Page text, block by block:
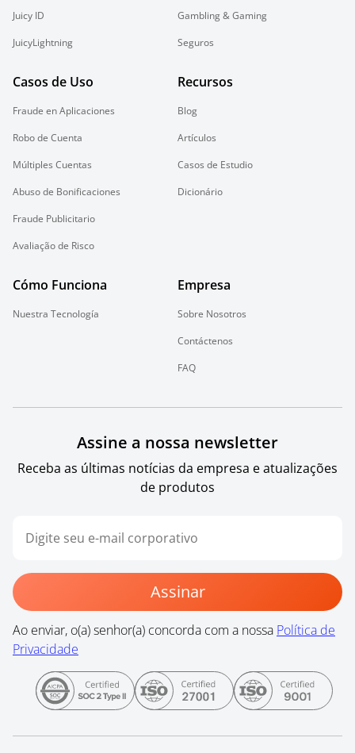
Juicy ID
JuicyLightning
Gambling & Gaming
Seguros
Casos de Uso
Fraude en Aplicaciones
Robo de Cuenta
Múltiples Cuentas
Abuso de Bonificaciones
Fraude Publicitario
Avaliação de Risco
Recursos
Blog
Artículos
Casos de Estudio
Dicionário
Cómo Funciona
Nuestra Tecnología
Empresa
Sobre Nosotros
Contáctenos
FAQ
Assine a nossa newsletter
Receba as últimas notícias da empresa e atualizações
de produtos
Assinar
Ao enviar, o(a) senhor(a) concorda com a nossa Política de
Privacidade